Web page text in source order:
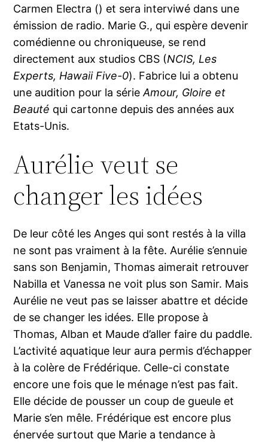
Carmen Electra () et sera interviwé dans une
émission de radio. Marie G., qui espère devenir
comédienne ou chroniqueuse, se rend
directement aux studios CBS (NCIS, Les
Experts, Hawaii Five-0). Fabrice lui a obtenu
une audition pour la sérieAmour, Gloire et
Beauté qui cartonne depuis des années aux
Etats-Unis.
Aurélie veut se
changer les idées
De leur côté les Anges qui sont restés à la villa
ne sont pas vraiment à la fête. Aurélie s’ennuie
sans son Benjamin, Thomas aimerait retrouver
Nabilla et Vanessa ne voit plus son Samir. Mais
Aurélie ne veut pas se laisser abattre et décide
de se changer les idées. Elle propose à
Thomas, Alban et Maude d’aller faire du paddle.
L’activité aquatique leur aura permis d’échapper
à la colère de Frédérique. Celle-ci constate
encore une fois que le ménage n’est pas fait.
Elle décide de pousser un coup de gueule et
Marie s’en mêle. Frédérique est encore plus
énervée surtout que Marie a tendance à